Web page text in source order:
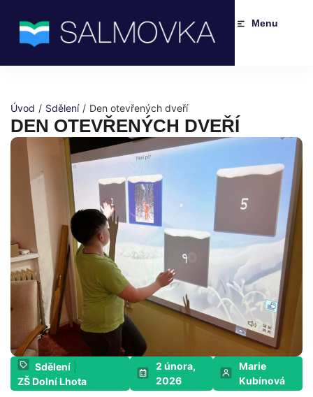
Menu
Úvod / Sdělení / Den otevřených dveří
DEN OTEVŘENÝCH DVEŘÍ
Sdělení
ZŠ Dolní Lhota
2 února,
2026
Marie
Kubínová